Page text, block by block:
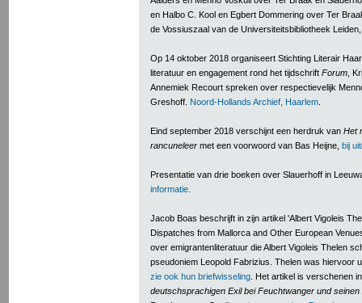
en Halbo C. Kool en Egbert Dommering over Ter
de Vossiuszaal van de Universiteitsbibliotheek
Op 14 oktober 2018 organiseert Stichting Literair
literatuur en engagement rond het tijdschrift Forum ,
Annemiek Recourt spreken over respectievelijk
Greshoff. Noord-Hollands Archief, Haarlem
Eind september 2018 verschijnt een herdruk van Het
rancuneleer met een voorwoord van Bas Heijne, bij
Presentatie van drie boeken over Slauerhoff in
informatie.
Jacob Boas beschrijft in zijn artikel 'Albert Vigoleis
Dispatches from Mallorca and Other European
over emigrantenliteratuur die Albert Vigoleis Thelen
pseudoniem Leopold Fabrizius. Thelen was hiervoor
zie ook hun briefwisseling . Het artikel is verschenen
deutschsprachigen Exil bei Feuchtwanger und